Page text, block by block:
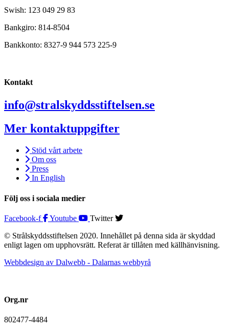
Swish: 123 049 29 83
Bankgiro: 814-8504
Bankkonto: 8327-9 944 573 225-9
Kontakt
info@stralskyddsstiftelsen.se
Mer kontaktuppgifter
Stöd vårt arbete
Om oss
Press
In English
Följ oss i sociala medier
Facebook-f Youtube
Twitter
© Strålskyddsstiftelsen 2020. Innehållet på denna sida är skyddad
enligt lagen om upphovsrätt. Referat är tillåten med källhänvisning.
Webbdesign av Dalwebb - Dalarnas webbyrå
Org.nr
802477-4484